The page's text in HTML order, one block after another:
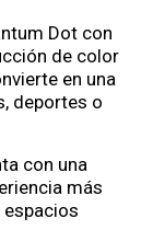
Dot con
de color
en una
deportes o
con una
más
espacios